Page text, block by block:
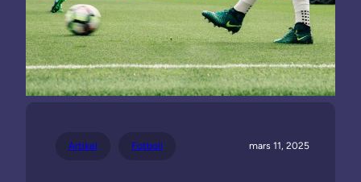
Artikel Fotboll mars 11, 2025